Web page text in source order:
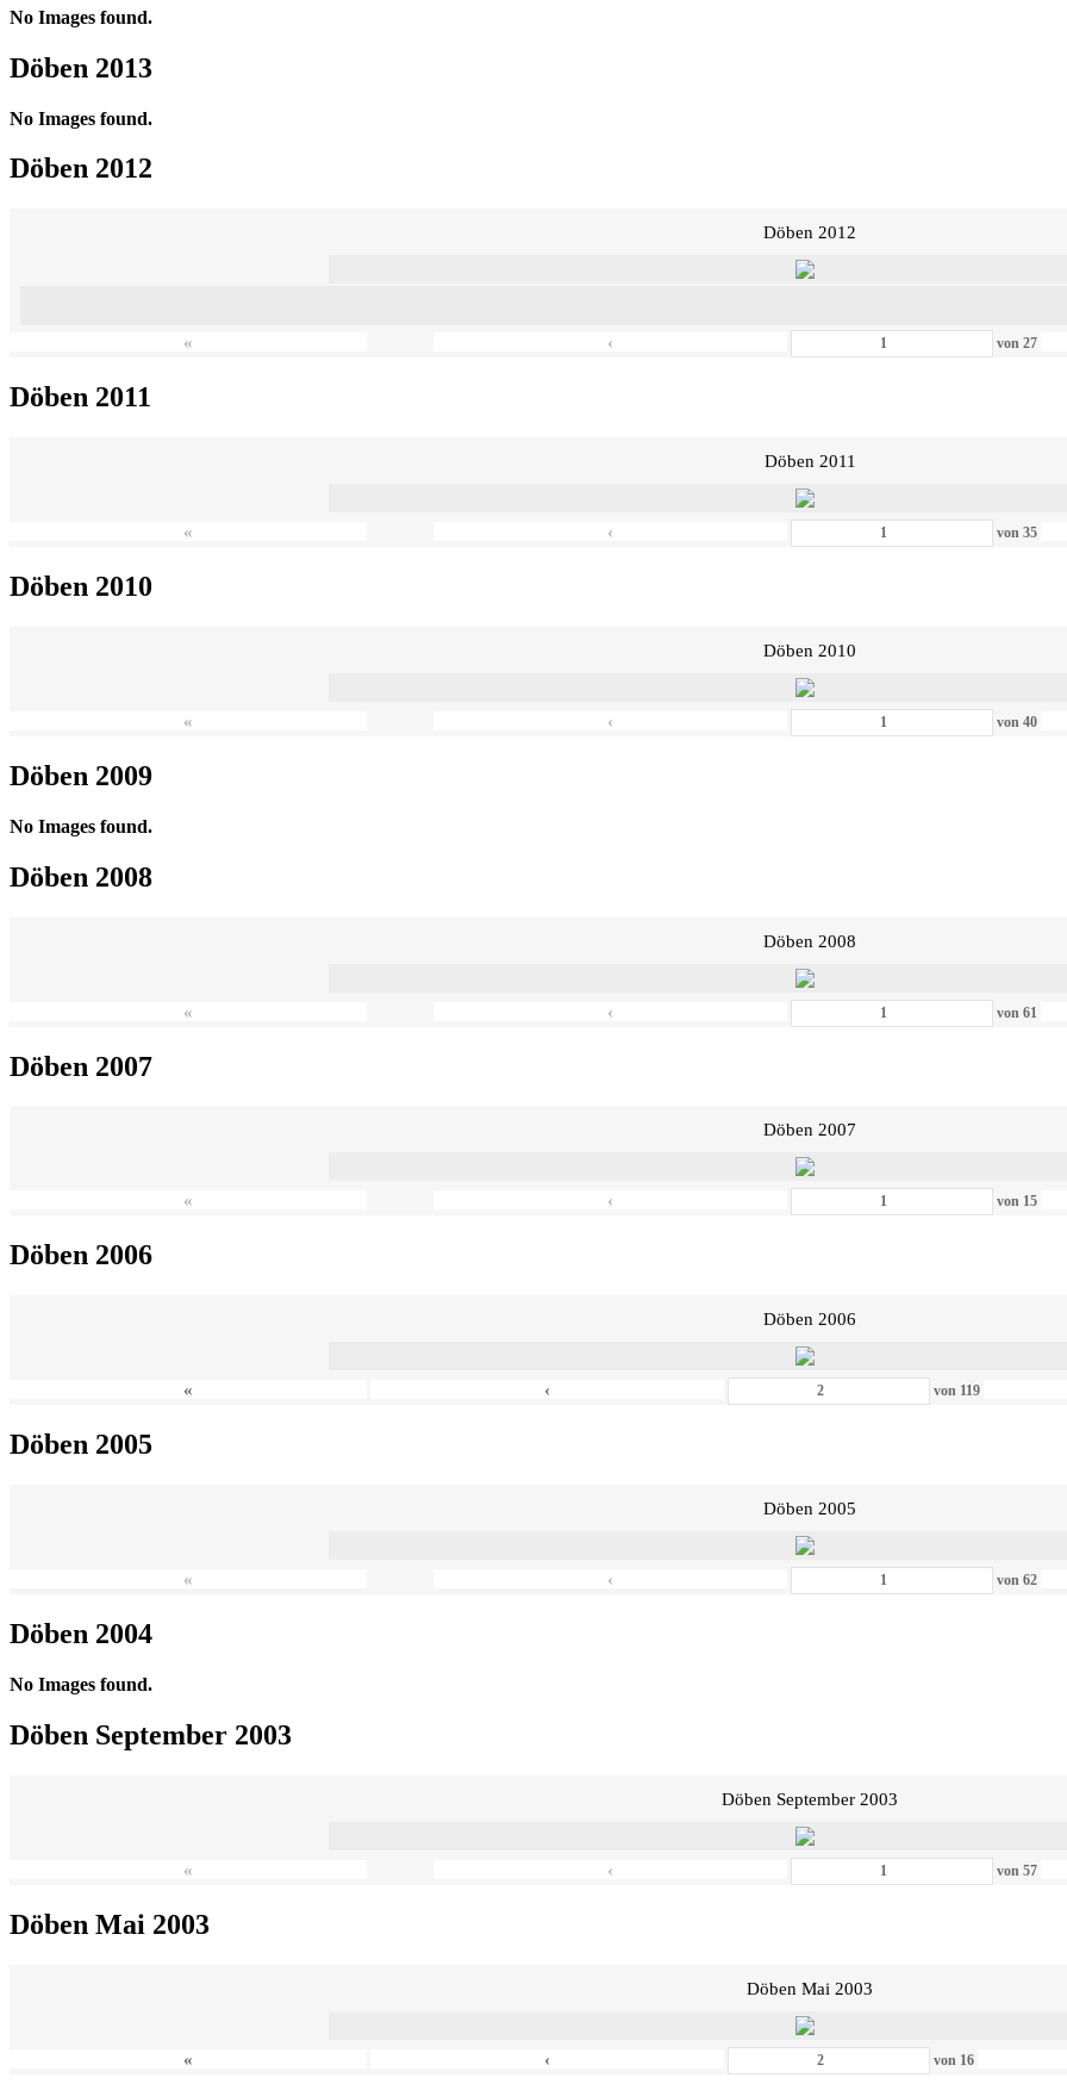
No Images found.
Döben 2013
No Images found.
Döben 2012
Döben 2012
« ‹ von27
Döben 2011
Döben 2011
« ‹ von35
Döben 2010
Döben 2010
« ‹ von40
Döben 2009
No Images found.
Döben 2008
Döben 2008
« ‹ von61
Döben 2007
Döben 2007
« ‹ von 15
Döben 2006
Döben 2006
« ‹ von 119
Döben 2005
Döben 2005
« ‹ von62
Döben 2004
No Images found.
Döben September 2003
Döben September 2003
« ‹ von57
Döben Mai 2003
Döben Mai 2003
« ‹ von 16